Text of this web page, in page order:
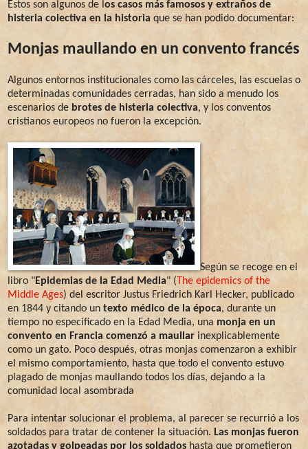
Estos son algunos de l os casos más famosos y extraños de
histeria colectiva en la historia que se han podido documentar:
Monjas maullando en un convento francés
Algunos entornos institucionales como las cárceles, las escuelas o
determinadas comunidades cerradas, han sido a menudo los
escenarios de brotes de histeria colectiva, y los conventos
cristianos europeos no fueron la excepción.
Según se recoge en el
libro "Epidemias de la Edad Media" (The epidemics of the
Middle Ages) del escritor Justus Friedrich Karl Hecker, publicado
en 1844 y citando un texto médico de la época, durante un
tiempo no especificado en la Edad Media, una monja en un
convento en Francia comenzó a maullar inexplicablemente
como un gato. Poco después, otras monjas comenzaron a exhibir
el mismo comportamiento, hasta que todo el convento estuvo
plagado de monjas maullando todos los días, dejando a la
comunidad local asombrada
Para intentar solucionar el problema, al parecer se recurrió a los
soldados para tratar de contener la situación. Las monjas fueron
azotadas y golpeadas por los soldados hasta que prometieron